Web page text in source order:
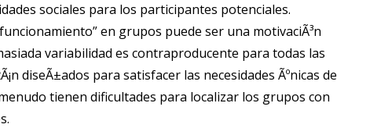
sociales para los participantes potenciales.
en grupos puede ser una motivaciÃ³n
variabilidad es contraproducente para todas las
diseÃ±ados para satisfacer las necesidades Ãºnicas de
tienen dificultades para localizar los grupos con